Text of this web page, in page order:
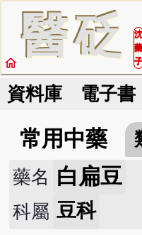
醫砭
沈
藥
子
home
資料庫 電子書
常用中藥
藥名 白扁豆
科屬 豆科